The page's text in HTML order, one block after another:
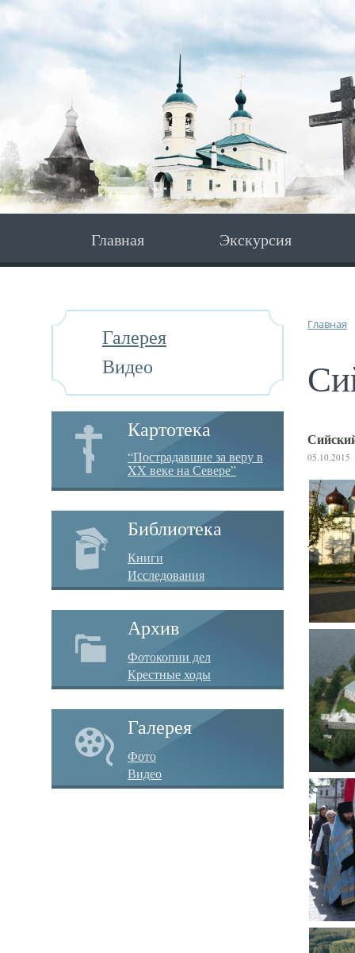
Главная Экскурсия
Галерея
Видео
Картотека
“Пострадавшие за веру в
XX веке на Севере”
Библиотека
Книги
Исследования
Архив
Фотокопии дел
Крестные ходы
Галерея
Фото
Видео
Главная
05.10.2015